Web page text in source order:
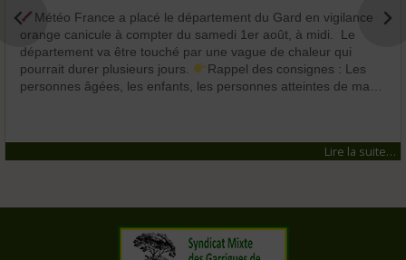
Météo France a placé le département du Gard en vigilance
orange canicule à compter du samedi 1er août, à midi. Le
département va être touché par une vague de chaleur qui
pourrait durer plusieurs jours.
Rappel des consignes : Les
personnes âgées, les enfants, les personnes atteintes de ma…
Lire la suite…